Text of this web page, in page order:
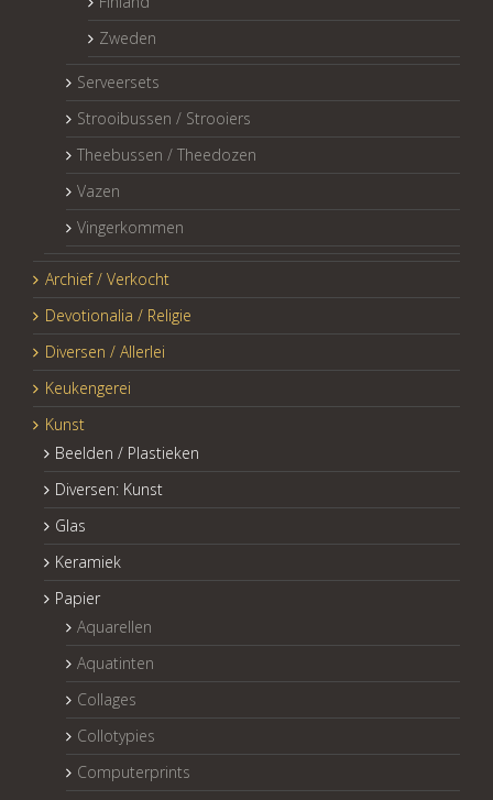
Zweden
Serveersets
Strooibussen / Strooiers
Theebussen / Theedozen
Vazen
Vingerkommen
Archief / Verkocht
Devotionalia / Religie
Diversen / Allerlei
Keukengerei
Kunst
Beelden / Plastieken
Diversen: Kunst
Glas
Keramiek
Papier
Aquarellen
Aquatinten
Collages
Collotypies
Computerprints